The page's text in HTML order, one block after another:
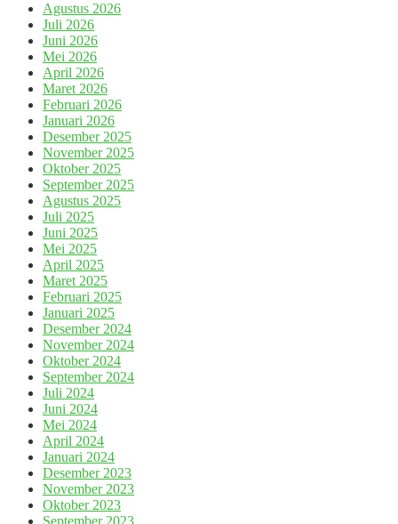
Agustus 2026
Juli 2026
Juni 2026
Mei 2026
April 2026
Maret 2026
Februari 2026
Januari 2026
Desember 2025
November 2025
Oktober 2025
September 2025
Agustus 2025
Juli 2025
Juni 2025
Mei 2025
April 2025
Maret 2025
Februari 2025
Januari 2025
Desember 2024
November 2024
Oktober 2024
September 2024
Juli 2024
Juni 2024
Mei 2024
April 2024
Januari 2024
Desember 2023
November 2023
Oktober 2023